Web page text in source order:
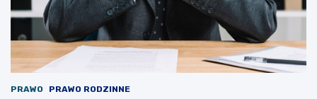
PRAWO PRAWO RODZINNE